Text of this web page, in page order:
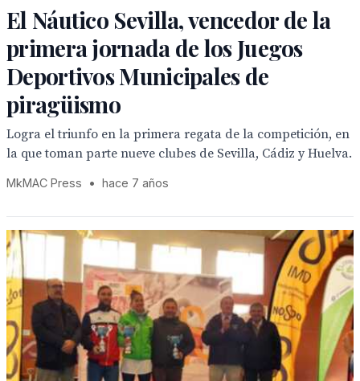
El Náutico Sevilla, vencedor de la
primera jornada de los Juegos
Deportivos Municipales de
piragüismo
Logra el triunfo en la primera regata de la competición, en
la que toman parte nueve clubes de Sevilla, Cádiz y Huelva.
MkMAC Press • hace 7 años